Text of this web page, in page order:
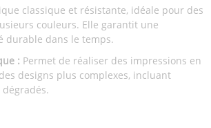
classique et résistante, idéale pour des
couleurs. Elle garantit une
durable dans le temps.
: Permet de réaliser des impressions en
designs plus complexes, incluant